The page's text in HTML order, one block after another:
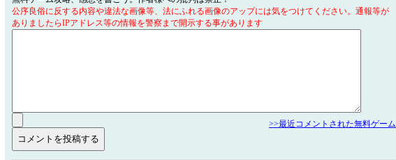
公序良俗に反する内容や違法な画像等、法にふれる画像のアップには気をつけてください。通報等が
ありましたらIPアドレス等の情報を警察まで開示する事があります
>>最近コメントされた無料ゲーム